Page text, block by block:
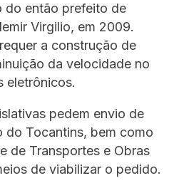
do então prefeito de
Virgilio, em 2009.
a construção de
da velocidade no
eletrônicos.
pedem envio de
do Tocantins, bem como
de Transportes e Obras
de viabilizar o pedido.